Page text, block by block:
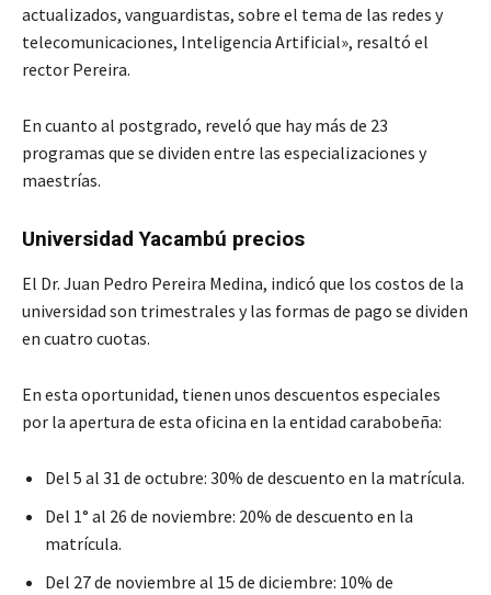
actualizados, vanguardistas, sobre el tema de las redes y
telecomunicaciones, Inteligencia Artificial», resaltó el
rector Pereira.
En cuanto al postgrado, reveló que hay más de 23
programas que se dividen entre las especializaciones y
maestrías.
Universidad Yacambú precios
El Dr. Juan Pedro Pereira Medina, indicó que los costos de la
universidad son trimestrales y las formas de pago se dividen
en cuatro cuotas.
En esta oportunidad, tienen unos descuentos especiales
por la apertura de esta oficina en la entidad carabobeña:
Del 5 al 31 de octubre: 30% de descuento en la matrícula.
Del 1° al 26 de noviembre: 20% de descuento en la
matrícula.
Del 27 de noviembre al 15 de diciembre: 10% de